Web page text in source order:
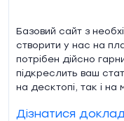
Базовий сайт з
створити у нас на
потрібен дійсно
підкреслить ваш
на десктопі, так і
запропонуємо
Дізнатися